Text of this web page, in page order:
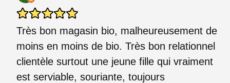
Très bon magasin bio, malheureusement de
moins en moins de bio. Très bon relationnel
clientèle surtout une jeune fille qui vraiment
est serviable, souriante, toujours